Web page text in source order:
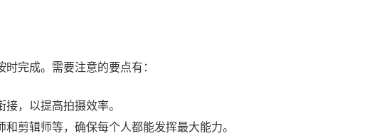
完成。需要注意的要点有：
，以提高拍摄效率。
剪辑师等，确保每个人都能发挥最大能力。